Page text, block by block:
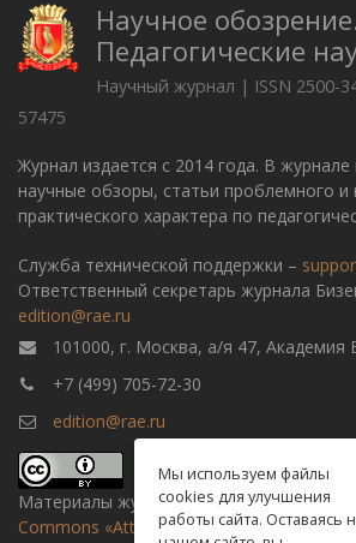
Научное
Педагогические
Научный журнал | ISSN
57475
Журнал издается с 2014 года. В журнале
научные обзоры, статьи проблемного и
практического характера по
Служба технической поддержки –
Ответственный секретарь журнала
edition@rae.ru
101000, г. Москва, а/я 47, Академия
+7 (499) 705-72-30
edition@rae.ru
Материалы журнала доступны по
Commons «Attribution» («Атрибуция»)
Мы используем файлы
cookies для улучшения
работы сайта. Оставаясь